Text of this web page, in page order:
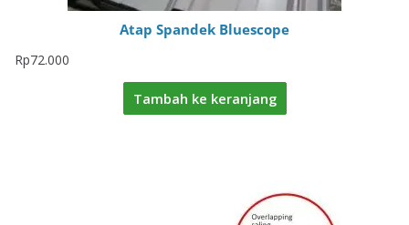
Atap Spandek Bluescope
Rp72.000
Tambah ke keranjang